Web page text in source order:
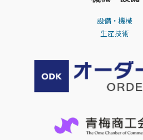
設備・機械
生産技術